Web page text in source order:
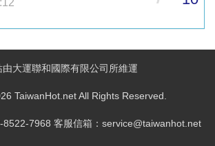
由大運聯和國際有限公司所維運
TaiwanHot.net All Rights Reserved.
7968 客服信箱：service@taiwanhot.net